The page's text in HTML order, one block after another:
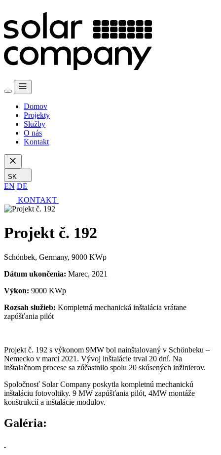
Domov
Projekty
Služby
O nás
Kontakt
SK
EN DE
KONTAKT
Projekt č. 192
Schönbek, Germany, 9000 KWp
Dátum ukončenia: Marec, 2021
Výkon: 9000 KWp
Rozsah služieb: Kompletná mechanická inštalácia vrátane
zapúšťania pilót
Projekt č. 192 s výkonom 9MW bol nainštalovaný v Schönbeku –
Nemecko v marci 2021. Vývoj inštalácie trval 20 dní. Na
inštalačnom procese sa zúčastnilo spolu 20 skúsených inžinierov.
Spoločnosť Solar Company poskytla kompletnú mechanickú
inštaláciu fotovoltiky. 9 MW zapúšťania pilót, 4MW montáže
konštrukcií a inštalácie modulov.
Galéria: